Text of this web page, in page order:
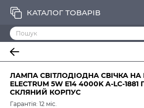
КАТАЛОГ ТОВАРІВ
ЛАМПА СВІТЛОДІОДНА СВІЧКА НА
ELECTRUM 5W E14 4000K A-LC-
СКЛЯНИЙ КОРПУС
Гарантія: 12 міс.